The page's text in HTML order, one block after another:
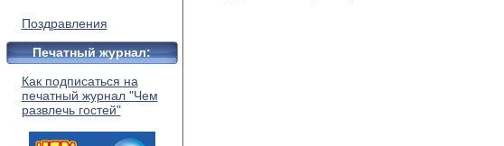
Поздравления
Печатный журнал:
Как подписаться на
печатный журнал "Чем
развлечь гостей"